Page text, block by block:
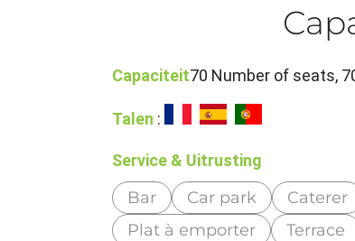
Capaciteit70 Number of seats,
Talen :
Service & Uitrusting
Bar Car park Caterer
Plat à emporter
Terrace